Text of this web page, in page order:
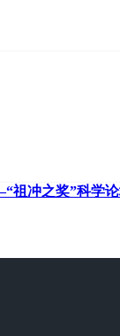
祖冲之奖”科学